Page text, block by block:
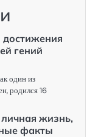
гений
один из
родился 16
жизнь,
факты